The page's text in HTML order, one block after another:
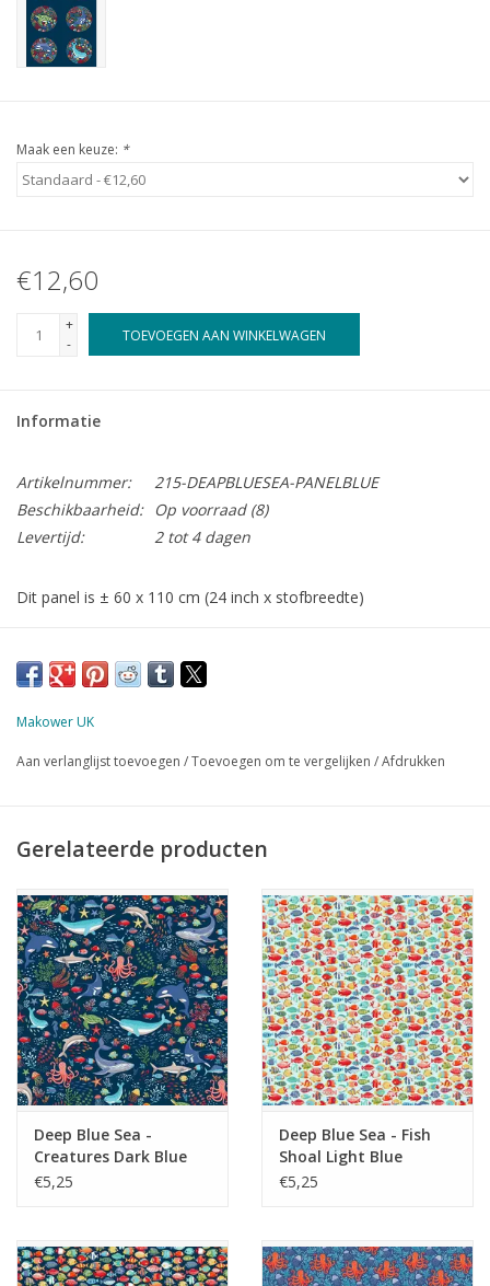
Maak een keuze: *
€12,60
+
-
TOEVOEGEN AAN WINKELWAGEN
Informatie
Artikelnummer:
215-DEAPBLUESEA-PANELBLUE
Beschikbaarheid:
Op voorraad(8)
Levertijd:
2 tot 4 dagen
Dit panel is ± 60 x 110 cm (24 inch x stofbreedte)
Makower UK
Aan verlanglijst toevoegen /Toevoegen om te vergelijken /Afdrukken
Gerelateerde producten
Deep Blue Sea -
Creatures Dark Blue
€5,25
Deep Blue Sea - Fish
Shoal Light Blue
€5,25